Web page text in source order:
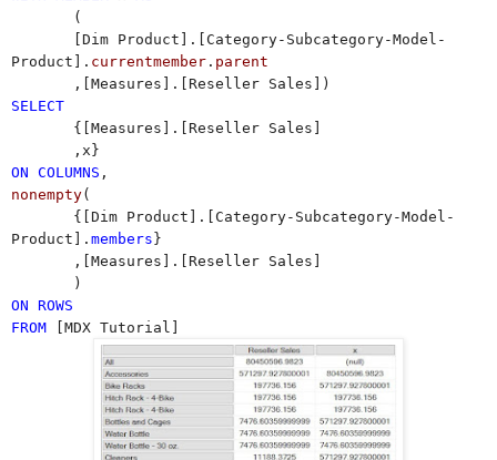
(
[Dim Product].[Category-Subcategory-Model-
Product]. currentmember . parent
,[Measures].[Reseller Sales])
SELECT
{[Measures].[Reseller Sales]
,x}
ON COLUMNS ,
nonempty(
{[Dim Product].[Category-Subcategory-Model-
Product]. members }
,[Measures].[Reseller Sales]
)
ON ROWS
FROM [MDX Tutorial]